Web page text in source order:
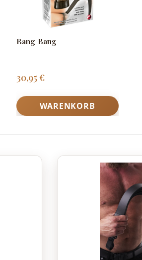
Bang Bang
Regulärer Preis:
30,95 €
WARENKORB